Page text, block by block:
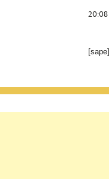
20:08
[sape]